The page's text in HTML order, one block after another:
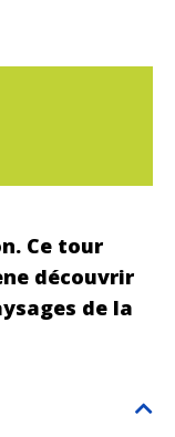
Ce tour
découvrir
de la